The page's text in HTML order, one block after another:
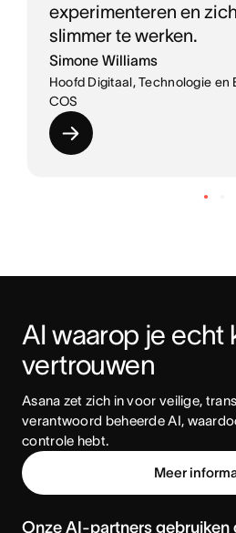
experimenteren en
slimmer te werken.
Simone Williams
Hoofd Digitaal, Technologie en
COS
AI waarop je echt
vertrouwen
Asana zet zich in voor veilige,
verantwoord beheerde AI,
controle hebt.
Meer
Onze AI-partners gebruiken